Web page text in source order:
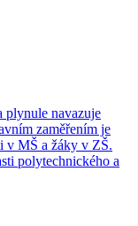
plynule navazuje
zaměřením je
v MŠ a žáky v ZŠ.
polytechnického a